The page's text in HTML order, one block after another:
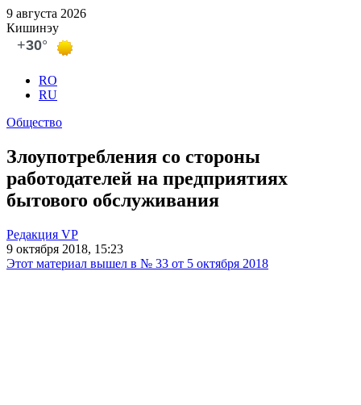
9 августа 2026
Кишинэу
RO
RU
Общество
Злоупотребления со стороны
работодателей на предприятиях
бытового обслуживания
Редакция VP
9 октября 2018, 15:23
Этот материал вышел в № 33 от 5 октября 2018